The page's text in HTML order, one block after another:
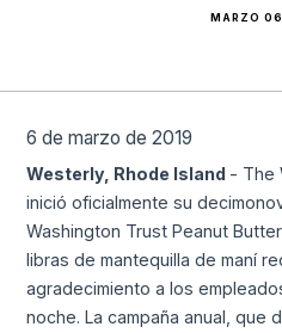
MARZO
6 de marzo de 2019
Westerly, Rhode Island - The
inició oficialmente su
Washington Trust Peanut
libras de mantequilla de maní
agradecimiento a los
noche. La campaña anual, que